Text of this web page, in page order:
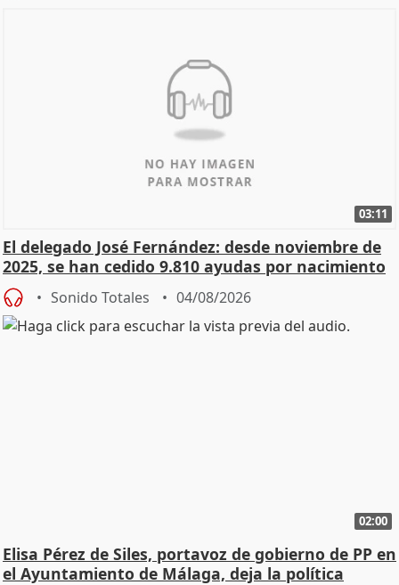
03:11
El delegado José Fernández: desde noviembre de
2025, se han cedido 9.810 ayudas por nacimiento
Sonido Totales 04/08/2026
02:00
Elisa Pérez de Siles, portavoz de gobierno de PP en
el Ayuntamiento de Málaga, deja la política